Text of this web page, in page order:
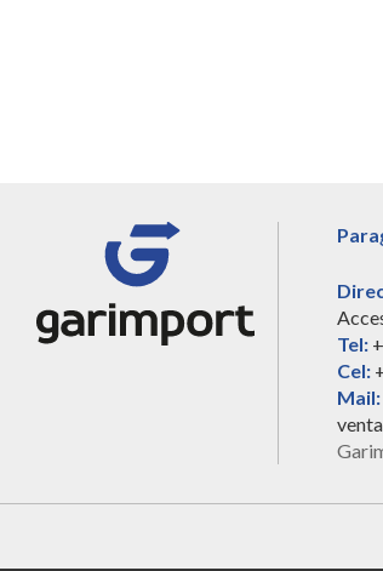
Tel:
Cel:
Mail: